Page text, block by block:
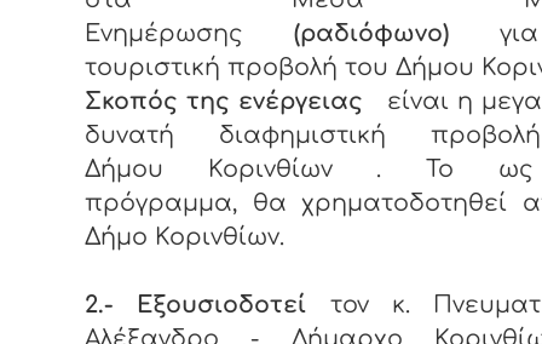
Ενημέρωσης(ραδιόφωνο)
τουριστική προβολή του Δήμου
Σκοπός της ενέργειας είναι η
δυνατή διαφημιστική
Δήμου Κορινθίων . Το
πρόγραμμα, θα χρηματοδοτηθεί
Δήμο Κορινθίων.
2.- Εξουσιοδοτεί τον κ.
Αλέξανδρο - Δήμαρχο